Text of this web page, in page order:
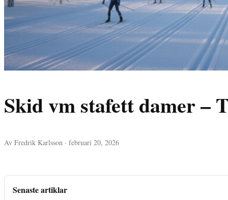
Skid vm stafett damer –
Av Fredrik Karlsson · februari 20, 2026
Senaste artiklar